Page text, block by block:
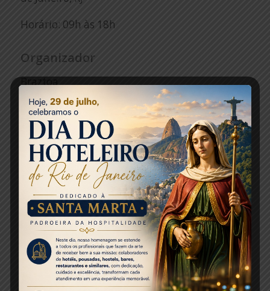
Horário: 09h às 18h
Organizador
Braztoa
Telefone:+55 11 3259-9500
Website:http://braztoa.com.br/
Fonte: Mercado e Eventos
Foto: Reprodução
Share this entry